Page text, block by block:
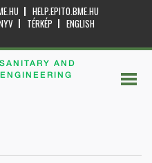
HELP.EPITO.BME.HU
TÉRKÉP
ENGLISH
AND